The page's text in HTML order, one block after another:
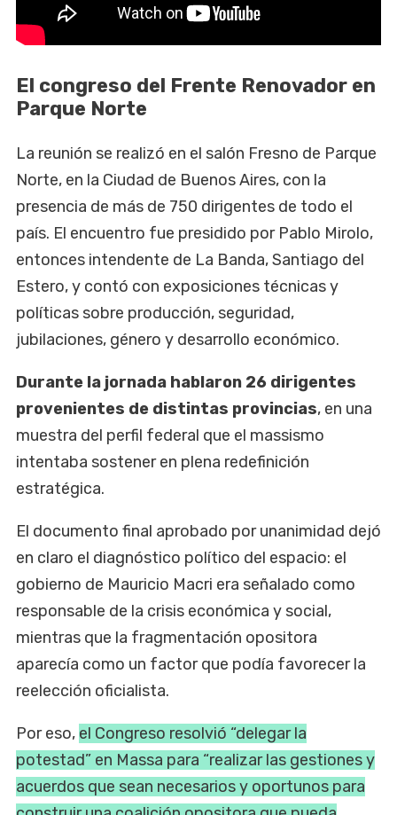
El congreso del Frente Renovador en
Parque Norte
La reunión se realizó en el salón Fresno de Parque
Norte, en la Ciudad de Buenos Aires, con la
presencia de más de 750 dirigentes de todo el
país. El encuentro fue presidido por Pablo Mirolo,
entonces intendente de La Banda, Santiago del
Estero, y contó con exposiciones técnicas y
políticas sobre producción, seguridad,
jubilaciones, género y desarrollo económico.
Durante la jornada hablaron 26 dirigentes
provenientes de distintas provincias, en una
muestra del perfil federal que el massismo
intentaba sostener en plena redefinición
estratégica.
El documento final aprobado por unanimidad dejó
en claro el diagnóstico político del espacio: el
gobierno de Mauricio Macri era señalado como
responsable de la crisis económica y social,
mientras que la fragmentación opositora
aparecía como un factor que podía favorecer la
reelección oficialista.
Por eso, el Congreso resolvió “delegar la
potestad” en Massa para “realizar las gestiones y
acuerdos que sean necesarios y oportunos para